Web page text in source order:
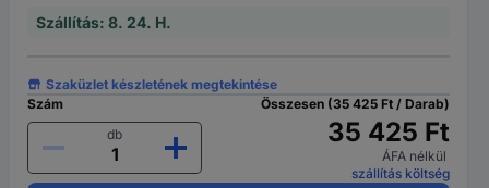
Szállítás: 8. 24. H.
Szaküzlet készletének megtekintése
Szám
db
Összesen (35 425 Ft / Darab)
35 425 Ft
ÁFA nélkül
szállítás költség